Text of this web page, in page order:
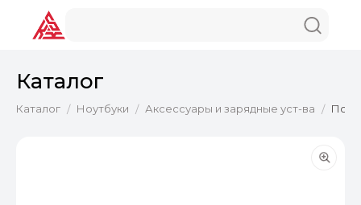
Каталог
Каталог / Ноутбуки / Аксессуары и зарядные уст-ва /